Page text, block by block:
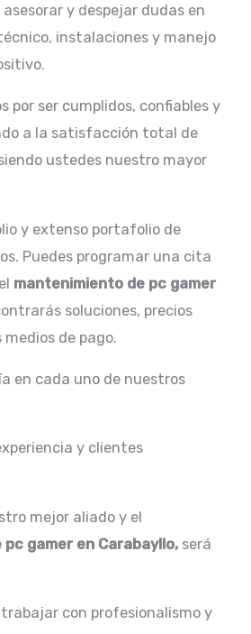
y despejar dudas en
instalaciones y manejo
por ser cumplidos, confiables y
a la satisfacción total de
ustedes nuestro mayor
y extenso portafolio de
Puedes programar una cita
mantenimiento de pc gamer
soluciones, precios
de pago.
en cada uno de nuestros
y clientes
mejor aliado y el
gamer en Carabayllo, será
con profesionalismo y